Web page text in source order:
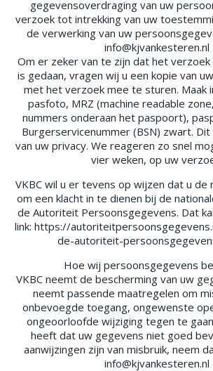
gegevensoverdraging van uw
verzoek tot intrekking van uw
de verwerking van uw
info@kjvankesteren.nl
Om er zeker van te zijn dat het
is gedaan, vragen wij u een kopie van
met het verzoek mee te sturen. Maak
pasfoto, MRZ (machine readable
nummers onderaan het paspoort),
Burgerservicenummer (BSN) zwart.
van uw privacy. We reageren zo snel
vier weken, op uw
VKBC wil u er tevens op wijzen dat u de
om een klacht in te dienen bij de
de Autoriteit Persoonsgegevens. Dat
link: https://
de-autoriteit-
Hoe wij persoonsgegevens
VKBC neemt de bescherming van uw
neemt passende maatregelen om
onbevoegde toegang, ongewenste
ongeoorloofde wijziging tegen te
heeft dat uw gegevens niet goed
aanwijzingen zijn van misbruik, neem
info@kjvankesteren.nl